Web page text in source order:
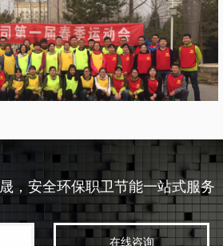
，安全环保职卫节能一站式服务
在线咨询